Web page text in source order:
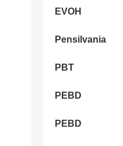
EVOH
Pensilvania
PBT
PEBD
PEBD